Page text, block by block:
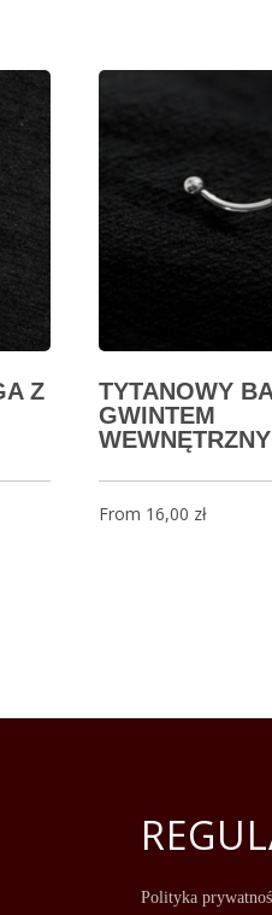
Z
TYTANOWY
GWINTEM
From 16,00 zł
Polityka